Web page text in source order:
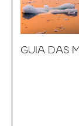
GUIA DAS